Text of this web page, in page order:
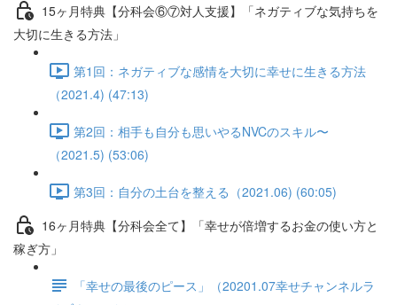
15ヶ月特典【分科会⑥⑦対人支援】「ネガティブな気持ちを
大切に生きる方法」
第1回：ネガティブな感情を大切に幸せに生きる方法
（2021.4) (47:13)
第2回：相手も自分も思いやるNVCのスキル〜
（2021.5) (53:06)
第3回：自分の土台を整える（2021.06) (60:05)
16ヶ月特典【分科会全て】「幸せが倍増するお金の使い方と
稼ぎ方」
「幸せの最後のピース」（20201.07幸せチャンネルラ